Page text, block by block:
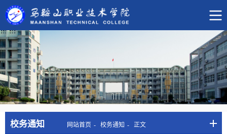
校务通知 网站首页 校务通知 正文